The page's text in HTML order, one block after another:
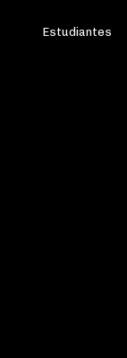
Estudiantes